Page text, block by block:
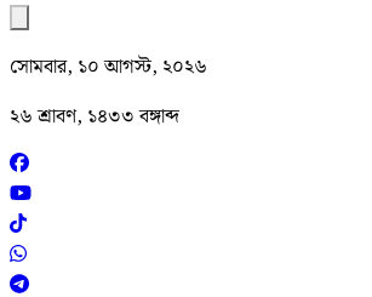
সোমবার, ১০ আগস্ট, ২০২৬
২৬ শ্রাবণ, ১৪৩৩ বঙ্গাব্দ